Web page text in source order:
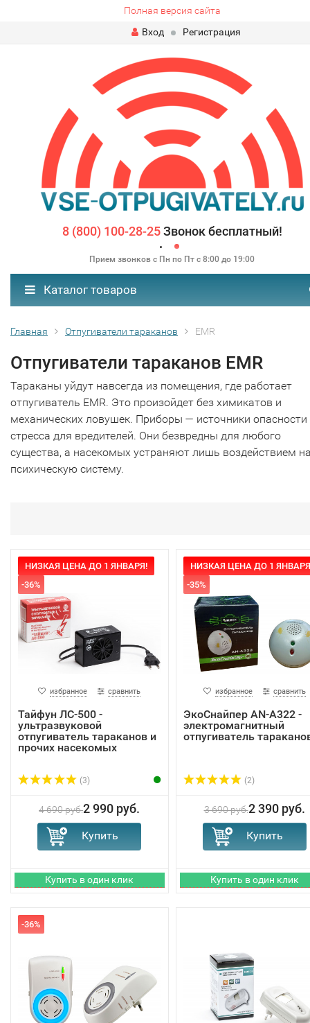
Полная версия сайта
Вход
Регистрация
8 (800) 100-28-25Звонок бесплатный!
Прием звонков с Пн по Пт с 8:00 до 19:00
Каталог товаров
Главная Отпугиватели тараканов EMR
Отпугиватели тараканов EMR
Тараканы уйдут навсегда из помещения, где работает
отпугиватель EMR. Это произойдет без химикатов и
механических ловушек. Приборы — источники опасности
стресса для вредителей. Они безвредны для любого
существа, а насекомых устраняют лишь воздействием
психическую систему.
НИЗКАЯ ЦЕНА ДО 1 ЯНВАРЯ!
-36%
избранное сравнить
Тайфун ЛС-500 -
ультразвуковой
отпугиватель тараканов и
прочих насекомых
(3)
4 690 руб.2 990 руб.
НИЗКАЯ ЦЕНА ДО 1
-35%
избранное сравнить
ЭкоСнайпер AN-A322 -
электромагнитный
отпугиватель
(2)
3 690 руб.2 390 руб.
-36%